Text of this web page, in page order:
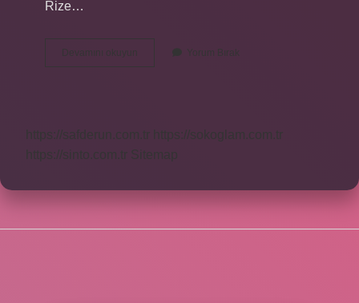
Rize…
Devamını okuyun
Artvin
Yorum Bırak
https://safderun.com.tr
https://sokoglam.com.tr
https://sinto.com.tr
Sitemap